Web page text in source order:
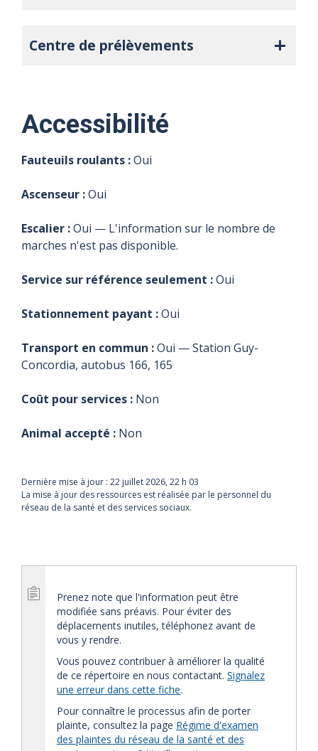
Centre de prélèvements
Accessibilité
Fauteuils roulants :Oui
Ascenseur :Oui
Escalier :Oui — L'information sur le nombre de
marches n'est pas disponible.
Service sur référence seulement :Oui
Stationnement payant :Oui
Transport en commun :Oui — Station Guy-
Concordia, autobus 166, 165
Coût pour services : Non
Animal accepté : Non
Dernière mise à jour : 22 juillet 2026, 22 h 03
La mise à jour des ressources est réalisée par le personnel du
réseau de la santé et des services sociaux.
Prenez note que l'information peut être
modifiée sans préavis. Pour éviter des
déplacements inutiles, téléphonez avant de
vous y rendre.
Vous pouvez contribuer à améliorer la qualité
de ce répertoire en nous contactant. Signalez
une erreur dans cette fiche.
Pour connaître le processus afin de porter
plainte, consultez la page Régime d'examen
des plaintes du réseau de la santé et des